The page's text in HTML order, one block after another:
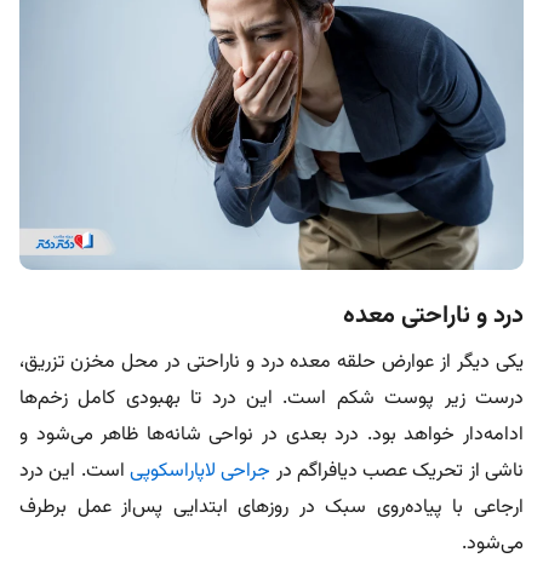
درد و ناراحتی معده
یکی دیگر از عوارض حلقه معده درد و ناراحتی در محل مخزن تزریق،
درست زیر پوست شکم است. این درد تا بهبودی کامل زخم‌ها
ادامه‌دار خواهد بود. درد بعدی در نواحی شانه‌ها ظاهر می‌شود و
ناشی از تحریک عصب دیافراگم در جراحی لاپاراسکوپی است. این درد
ارجاعی با پیاده‌روی سبک در روزهای ابتدایی پس‌از عمل برطرف
می‌شود.